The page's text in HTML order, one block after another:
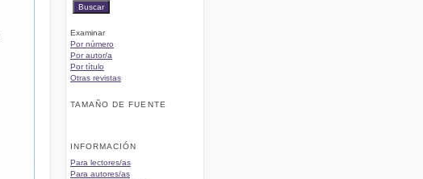
Examinar
Por número
Por autor/a
Por título
Otras revistas
TAMAÑO DE FUENTE
INFORMACIÓN
Para lectores/as
Para autores/as